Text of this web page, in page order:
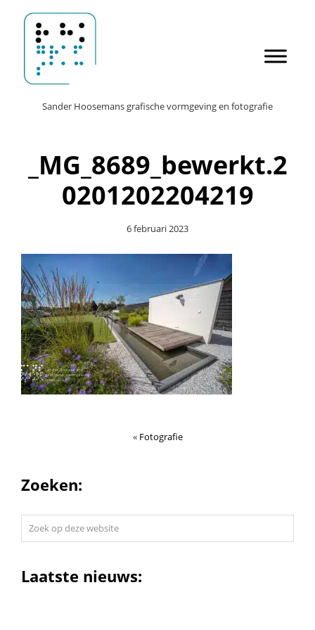
naar
de
hoofd
inhoud
Sander Hoosemans
HeaderSander Hoosemans grafische vormgeving en fotografie
_MG_8689_bewerkt.2
0201202204219
6 februari 2023
« Fotografie
Zoeken:
website
Laatste nieuws: